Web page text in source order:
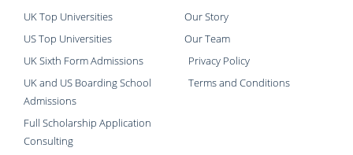
UK Top Universities
US Top Universities
UK Sixth Form Admissions
UK and US Boarding School
Admissions
Full Scholarship Application
Consulting
Our Story
Our Team
Privacy Policy
Terms and Conditions